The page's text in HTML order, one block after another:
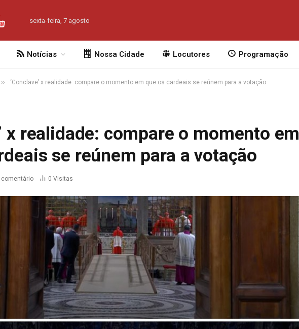
sexta-feira, 7 agosto
Notícias Nossa Cidade Locutores Programação
» ‘Conclave’ x realidade: compare o momento em que os cardeais se reúnem para a votação
x realidade: compare o momento em
se reúnem para a votação
comentário 0 Visitas